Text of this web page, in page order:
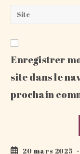
to
comment
email
address
comment
Saisir
l’URL
votre
site
Enregistrer
site dans le
prochain
Publication
20 mars 2025